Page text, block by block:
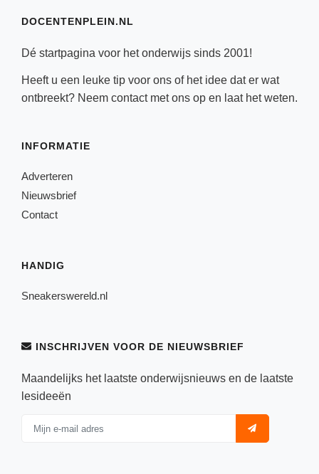
DOCENTENPLEIN.NL
Dé startpagina voor het onderwijs sinds 2001!
Heeft u een leuke tip voor ons of het idee dat er wat
ontbreekt? Neem contactmet ons op en laat het weten.
INFORMATIE
Adverteren
Nieuwsbrief
Contact
HANDIG
Sneakerswereld.nl
INSCHRIJVEN VOOR DE NIEUWSBRIEF
Maandelijks het laatste onderwijsnieuws en de laatste
lesideeën